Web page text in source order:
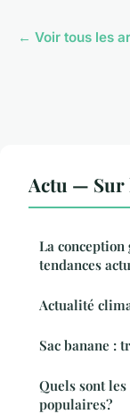
← Voir tous les
Actu — Sur
La
tendances
Actualité
Sac banane :
Quels sont
populaires?